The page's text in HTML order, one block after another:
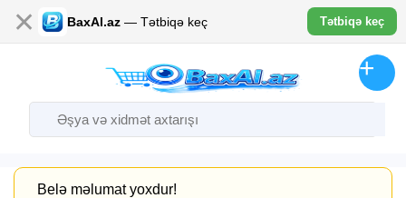
✕ BaxAl.az — Tətbiqə keç Tətbiqə keç
Belə məlumat yoxdur!